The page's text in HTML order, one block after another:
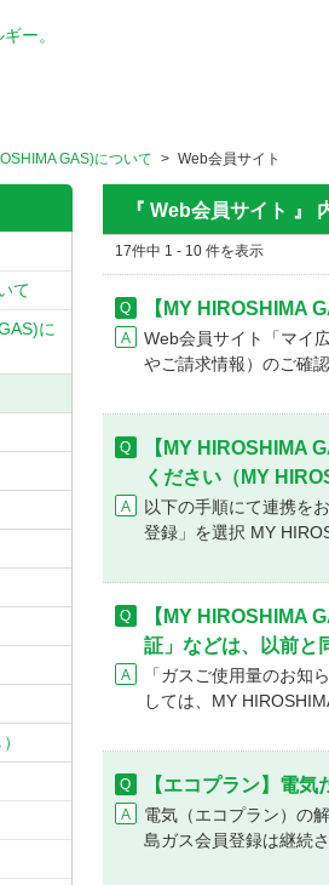
GAS)について > Web会員サイト
て
に
『 Web会員サイト 』
17件中 1 - 10 件を表示
【MY HIROSHIMA
Web会員サイト「マイ
やご請求情報）のご確
【MY HIROSHIMA
ください（MY
以下の手順にて連携を
登録」を選択 MY
【MY HIROSHIMA
証」などは、以前と
「ガスご使用量のお知
しては、MY
【エコプラン】電
電気（エコプラン）の
島ガス会員登録は継続